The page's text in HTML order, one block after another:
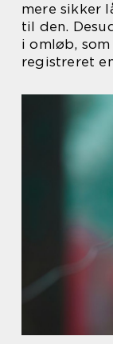
mere sikker
til den.
i omløb,
registreret